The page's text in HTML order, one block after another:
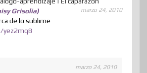
Grisolia)
marzo 24, 2010
de lo sublime
marzo 24, 2010